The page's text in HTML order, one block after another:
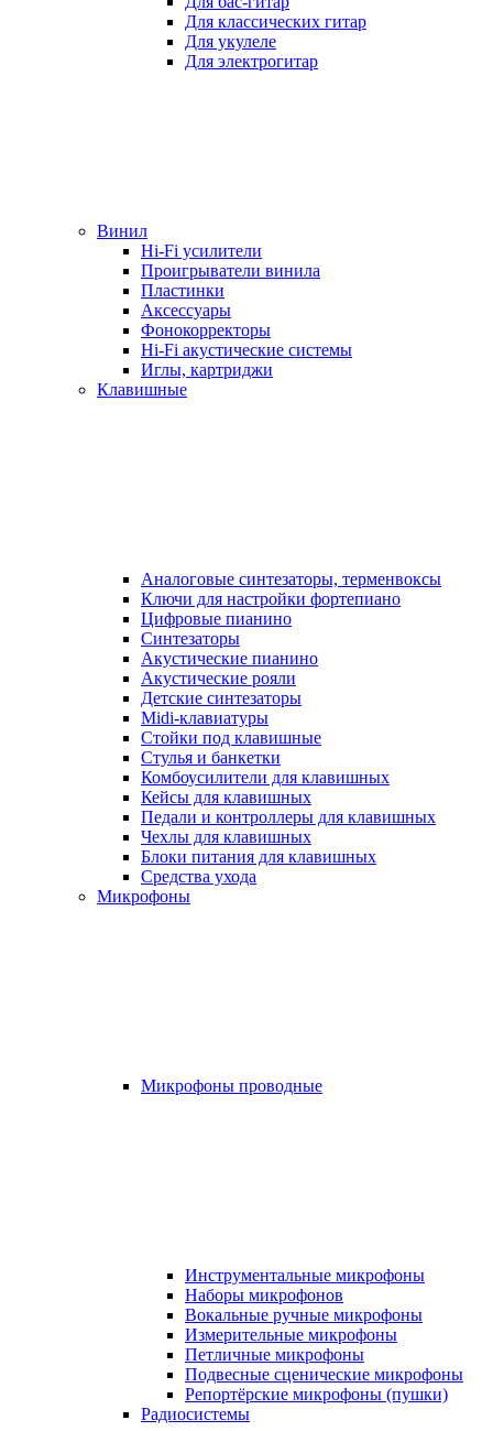
Для классических гитар
Для укулеле
Для электрогитар
Винил
Hi-Fi усилители
Проигрыватели винила
Пластинки
Аксессуары
Фонокорректоры
Hi-Fi акустические системы
Иглы, картриджи
Клавишные
Аналоговые синтезаторы, терменвоксы
Ключи для настройки фортепиано
Цифровые пианино
Синтезаторы
Акустические пианино
Акустические рояли
Детские синтезаторы
Midi-клавиатуры
Стойки под клавишные
Стулья и банкетки
Комбоусилители для клавишных
Кейсы для клавишных
Педали и контроллеры для клавишных
Чехлы для клавишных
Блоки питания для клавишных
Средства ухода
Микрофоны
Микрофоны проводные
Инструментальные микрофоны
Наборы микрофонов
Вокальные ручные микрофоны
Измерительные микрофоны
Петличные микрофоны
Подвесные сценические микрофоны
Репортёрские микрофоны (пушки)
Радиосистемы